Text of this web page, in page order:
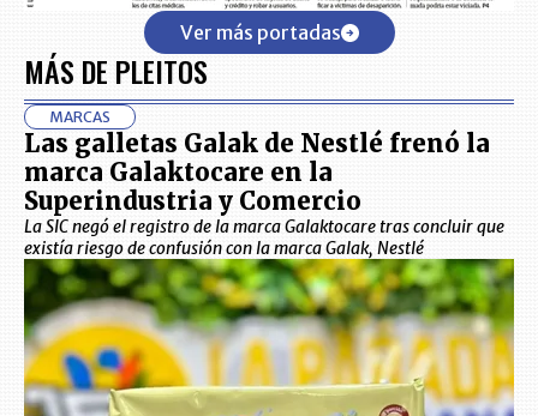
Ver más portadas
MÁS DE PLEITOS
MARCAS
Las galletas Galak de Nestlé frenó la
marca Galaktocare en la
Superindustria y Comercio
La SIC negó el registro de la marca Galaktocare tras concluir que
existía riesgo de confusión con la marca Galak, Nestlé